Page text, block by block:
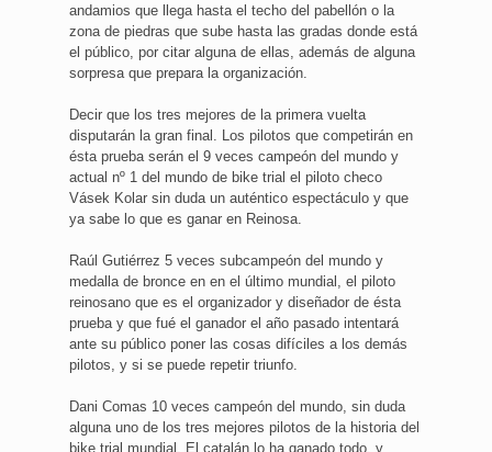
andamios que llega hasta el techo del pabellón o la
zona de piedras que sube hasta las gradas donde está
el público, por citar alguna de ellas, además de alguna
sorpresa que prepara la organización.
Decir que los tres mejores de la primera vuelta
disputarán la gran final. Los pilotos que competirán en
ésta prueba serán el 9 veces campeón del mundo y
actual nº 1 del mundo de bike trial el piloto checo
Vásek Kolar sin duda un auténtico espectáculo y que
ya sabe lo que es ganar en Reinosa.
Raúl Gutiérrez 5 veces subcampeón del mundo y
medalla de bronce en en el último mundial, el piloto
reinosano que es el organizador y diseñador de ésta
prueba y que fué el ganador el año pasado intentará
ante su público poner las cosas difíciles a los demás
pilotos, y si se puede repetir triunfo.
Dani Comas 10 veces campeón del mundo, sin duda
alguna uno de los tres mejores pilotos de la historia del
bike trial mundial. El catalán lo ha ganado todo, y